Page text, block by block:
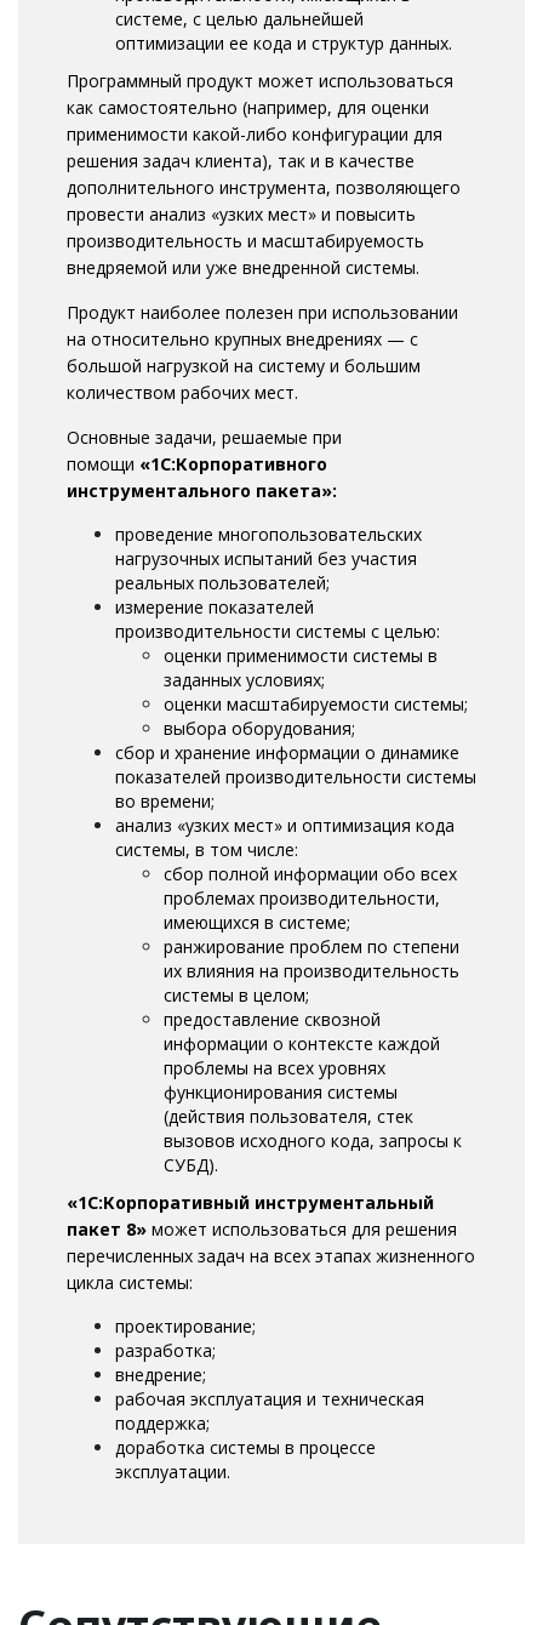
системе, с целью дальнейшей
оптимизации ее кода и структур данных.
Программный продукт может использоваться
как самостоятельно (например, для оценки
применимости какой-либо конфигурации для
решения задач клиента), так и в качестве
дополнительного инструмента, позволяющего
провести анализ «узких мест» и повысить
производительность и масштабируемость
внедряемой или уже внедренной системы.
Продукт наиболее полезен при использовании
на относительно крупных внедрениях — с
большой нагрузкой на систему и большим
количеством рабочих мест.
Основные задачи, решаемые при
помощи «1С:Корпоративного
инструментального пакета»:
проведение многопользовательских
нагрузочных испытаний без участия
реальных пользователей;
измерение показателей
производительности системы с целью:
оценки применимости системы в
заданных условиях;
оценки масштабируемости системы;
выбора оборудования;
сбор и хранение информации о динамике
показателей производительности системы
во времени;
анализ «узких мест» и оптимизация кода
системы, в том числе:
сбор полной информации обо всех
проблемах производительности,
имеющихся в системе;
ранжирование проблем по степени
их влияния на производительность
системы в целом;
предоставление сквозной
информации о контексте каждой
проблемы на всех уровнях
функционирования системы
(действия пользователя, стек
вызовов исходного кода, запросы к
СУБД).
«1С:Корпоративный инструментальный
пакет 8» может использоваться для решения
перечисленных задач на всех этапах жизненного
цикла системы:
проектирование;
разработка;
внедрение;
рабочая эксплуатация и техническая
поддержка;
доработка системы в процессе
эксплуатации.